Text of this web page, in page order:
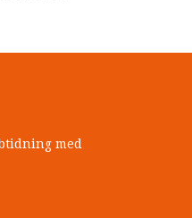
med